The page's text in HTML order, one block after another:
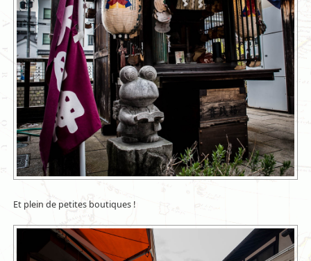
Et plein de petites boutiques !